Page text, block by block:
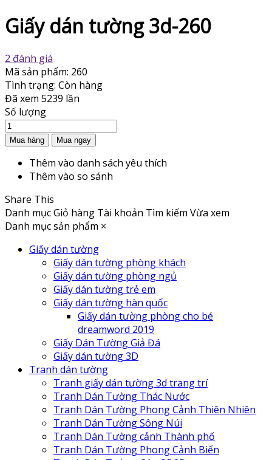
Giấy dán tường 3d-260
2 đánh giá
Mã sản phẩm: 260
Tình trạng: Còn hàng
Đã xem 5239 lần
Số lượng
Thêm vào danh sách yêu thích
Thêm vào so sánh
Share This
Danh mụcGiỏ hàng Tài khoản Tìm kiếm Vừa xem
Danh mục sản phẩm ×
Giấy dán tường
Giấy dán tường phòng khách
Giấy dán tường phòng ngủ
Giấy dán tường trẻ em
Giấy dán tường hàn quốc
Giấy dán tường phòng cho bé
dreamword 2019
Giấy Dán Tường Giả Đá
Giấy dán tường 3D
Tranh dán tường
Tranh giấy dán tường 3d trang trí
Tranh Dán Tường Thác Nước
Tranh Dán Tường Phong Cảnh Thiên Nhiên
Tranh Dán Tường Sông Núi
Tranh Dán Tường cảnh Thành phố
Tranh Dán Tường Phong Cảnh Biển